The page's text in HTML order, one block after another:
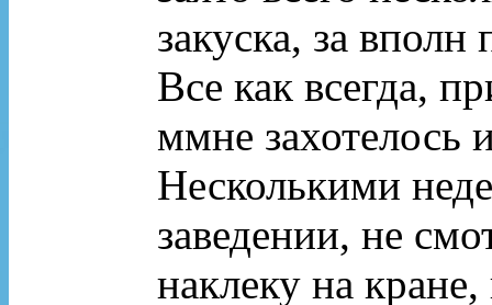
закуска, за
Все как всегда,
ммне захотелось
Несколькими
заведении, не
наклеку на